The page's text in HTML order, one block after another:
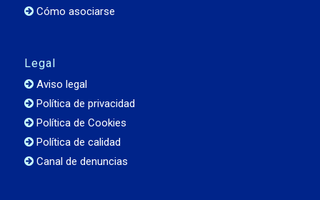
Cómo asociarse
Legal
Aviso legal
Política de privacidad
Política de Cookies
Política de calidad
Canal de denuncias